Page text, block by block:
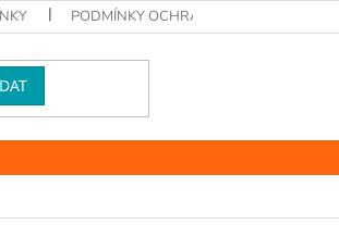
PODMÍNKY OCHRANY OSOBNÍCH ÚDAJŮ